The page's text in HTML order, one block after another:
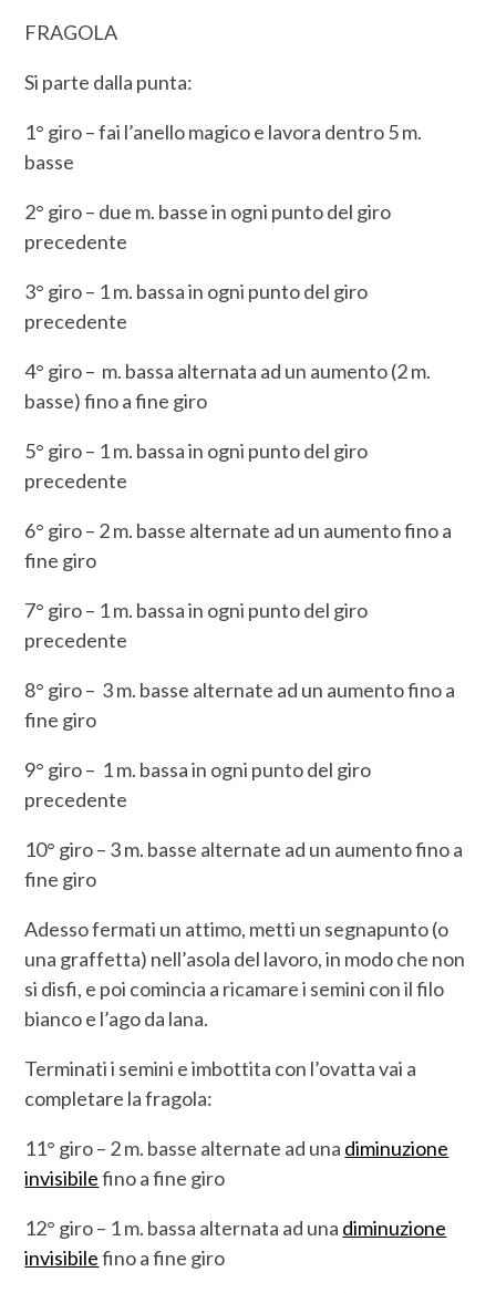
FRAGOLA
Si parte dalla punta:
1° giro – fai l’anello magico e lavora dentro 5 m.
basse
2° giro – due m. basse in ogni punto del giro
precedente
3° giro – 1 m. bassa in ogni punto del giro
precedente
4° giro – m. bassa alternata ad un aumento (2 m.
basse) fino a fine giro
5° giro – 1 m. bassa in ogni punto del giro
precedente
6° giro – 2 m. basse alternate ad un aumento fino a
fine giro
7° giro – 1 m. bassa in ogni punto del giro
precedente
8° giro – 3 m. basse alternate ad un aumento fino a
fine giro
9° giro – 1 m. bassa in ogni punto del giro
precedente
10° giro – 3 m. basse alternate ad un aumento fino a
fine giro
Adesso fermati un attimo, metti un segnapunto (o
una graffetta) nell’asola del lavoro, in modo che non
si disfi, e poi comincia a ricamare i semini con il filo
bianco e l’ago da lana.
Terminati i semini e imbottita con l’ovatta vai a
completare la fragola:
11° giro – 2 m. basse alternate ad una diminuzione
invisibilefino a fine giro
12° giro – 1 m. bassa alternata ad una diminuzione
invisibilefino a fine giro